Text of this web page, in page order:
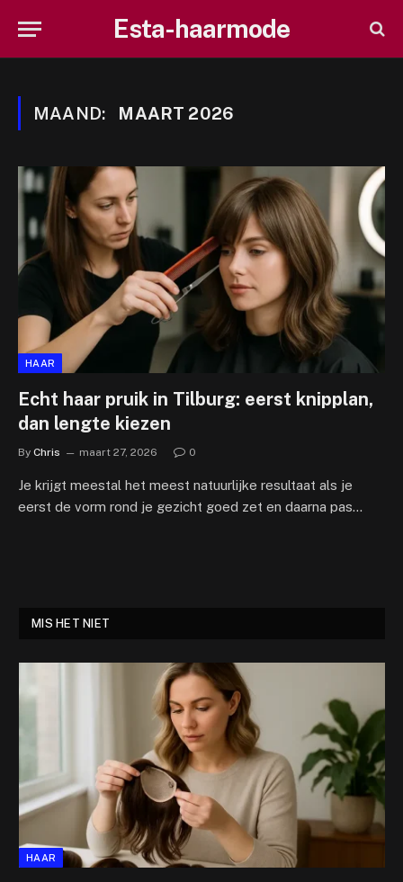
Esta-haarmode
MAAND: MAART 2026
HAAR
Echt haar pruik in Tilburg: eerst knipplan,
dan lengte kiezen
By Chris maart 27, 2026 0
Je krijgt meestal het meest natuurlijke resultaat als je
eerst de vorm rond je gezicht goed zet en daarna pas…
MIS HET NIET
HAAR